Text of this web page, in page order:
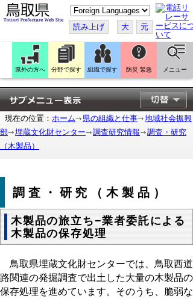
こ
の
ペ
ー
ジ
翻
訳
す
る
読み上げ 大 元
県外の方へ 分野で探す 組織で探す 防災 緊急 メニュー
現在の位置： ホーム 県の組織と仕事
地域社会振興
部
埋蔵文化財センター 調査研究情報
調査・研究
（木製品）
調査・研究（木製品）
木製品の旅立ち−業者委託による
木製品の保存処理
鳥取県埋蔵文化財センターでは、鳥取西道
路関連の発掘調査で出土した大量の木製品の
保存処理を進めています。そのうち、脆弱な